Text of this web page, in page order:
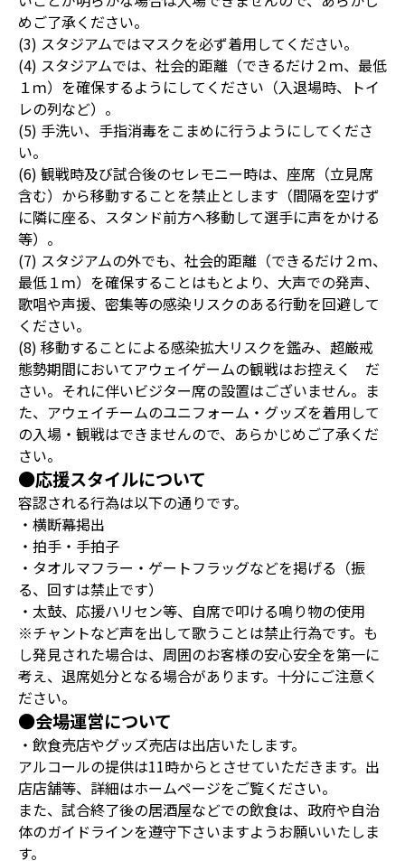
めご了承ください。
(3) スタジアムではマスクを必ず着用してください。
(4) スタジアムでは、社会的距離（できるだけ２ｍ、最低
１ｍ）を確保するようにしてください（入退場時、トイ
レの列など）。
(5) 手洗い、手指消毒をこまめに行うようにしてくださ
い。
(6) 観戦時及び試合後のセレモニー時は、座席（立見席
含む）から移動することを禁止とします（間隔を空けず
に隣に座る、スタンド前方へ移動して選手に声をかける
等）。
(7) スタジアムの外でも、社会的距離（できるだけ２ｍ、
最低１ｍ）を確保することはもとより、大声での発声、
歌唱や声援、密集等の感染リスクのある行動を回避して
ください。
(8) 移動することによる感染拡大リスクを鑑み、超厳戒
態勢期間においてアウェイゲームの観戦はお控えく だ
さい。それに伴いビジター席の設置はございません。ま
た、アウェイチームのユニフォーム・グッズを着用して
の入場・観戦はできませんので、あらかじめご了承くだ
さい。
●応援スタイルについて
容認される行為は以下の通りです。
・横断幕掲出
・拍手・手拍子
・タオルマフラー・ゲートフラッグなどを掲げる（振
る、回すは禁止です）
・太鼓、応援ハリセン等、自席で叩ける鳴り物の使用
※チャントなど声を出して歌うことは禁止行為です。も
し発見された場合は、周囲のお客様の安心安全を第一に
考え、退席処分となる場合があります。十分にご注意く
ださい。
●会場運営について
・飲食売店やグッズ売店は出店いたします。
アルコールの提供は11時からとさせていただきます。出
店店舗等、詳細はホームページをご覧ください。
また、試合終了後の居酒屋などでの飲食は、政府や自治
体のガイドラインを遵守下さいますようお願いいたしま
す。